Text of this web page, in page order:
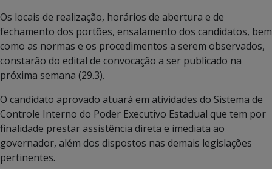
Os locais de realização, horários de abertura e de
fechamento dos portões, ensalamento dos candidatos, bem
como as normas e os procedimentos a serem observados,
constarão do edital de convocação a ser publicado na
próxima semana (29.3).
O candidato aprovado atuará em atividades do Sistema de
Controle Interno do Poder Executivo Estadual que tem por
finalidade prestar assistência direta e imediata ao
governador, além dos dispostos nas demais legislações
pertinentes.